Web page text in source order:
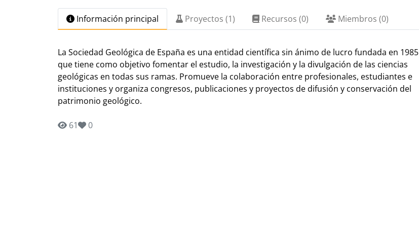
Información principal Proyectos (1) Recursos (0) Miembros (0)
La Sociedad Geológica de España es una entidad científica sin ánimo de lucro fundada en 1985
que tiene como objetivo fomentar el estudio, la investigación y la divulgación de las ciencias
geológicas en todas sus ramas. Promueve la colaboración entre profesionales, estudiantes e
instituciones y organiza congresos, publicaciones y proyectos de difusión y conservación del
patrimonio geológico.
61 0